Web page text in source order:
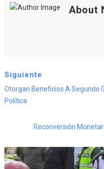
About
Siguiente
Otorgan Beneficios A Segundo
Política
Reconversión